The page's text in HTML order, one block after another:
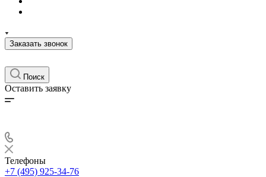
Заказать звонок
Поиск
Оставить заявку
Телефоны
+7 (495) 925-34-76